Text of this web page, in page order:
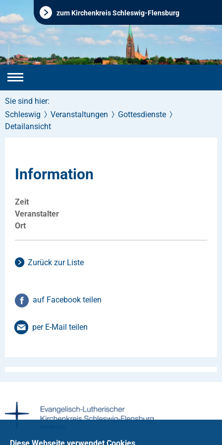
zum Kirchenkreis Schleswig-Flensburg
Sie sind hier:
Schleswig
Veranstaltungen
Gottesdienste
Detailansicht
Information
Zeit
Veranstalter
Ort
Zurück zur Liste
auf Facebook teilen
per E-Mail teilen